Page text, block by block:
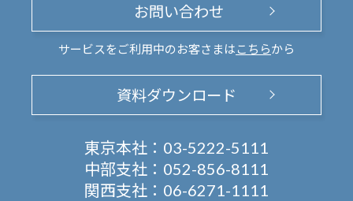
お問い合わせ
サービスをご利用中のお客さまは こちらから
資料ダウンロード
東京本社： 03-5222-5111
中部支社： 052-856-8111
関西支社： 06-6271-1111